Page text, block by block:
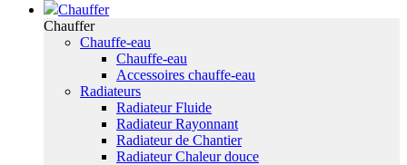
Chauffer
Chauffer
Chauffe-eau
Chauffe-eau
Accessoires chauffe-eau
Radiateurs
Radiateur Fluide
Radiateur Rayonnant
Radiateur de Chantier
Radiateur Chaleur douce